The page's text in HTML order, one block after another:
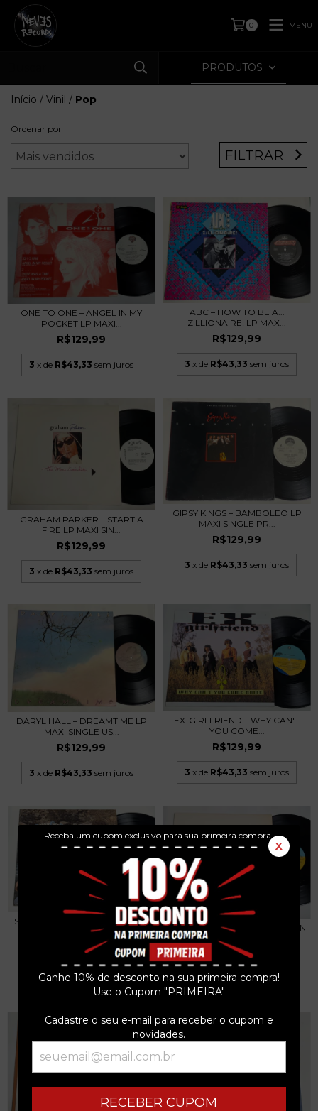
Receba um cupom exclusivo para sua primeira compra.
X
Ganhe 10% de desconto na sua primeira compra!
Use o Cupom "PRIMEIRA"
Cadastre o seu e-mail para receber o cupom e
novidades.
RECEBER CUPOM
0 MENU
PRODUTOS
Início / Vinil / Pop
Ordenar por
FILTRAR
ONE TO ONE – ANGEL IN MY
POCKET LP MAXI...
R$129,99
3 x de R$43,33 sem juros
ABC – HOW TO BE A...
ZILLIONAIRE! LP MAX...
R$129,99
3 x de R$43,33 sem juros
GRAHAM PARKER – START A
FIRE LP MAXI SIN...
R$129,99
3 x de R$43,33 sem juros
GIPSY KINGS – BAMBOLEO LP
MAXI SINGLE PR...
R$129,99
3 x de R$43,33 sem juros
DARYL HALL – DREAMTIME LP
MAXI SINGLE US...
R$129,99
3 x de R$43,33 sem juros
EX-GIRLFRIEND – WHY CAN'T
YOU COME...
R$129,99
3 x de R$43,33 sem juros
SILVER CREEK - S/T LP 1975 USA
R$46,66 sem juros
THE DREAM ACADEMY – INDIAN
SUMMER LP MAX...
R$129,99
3 x deR$43,33 sem juros